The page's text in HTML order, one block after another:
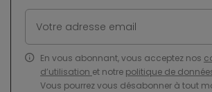
En vous abonnant, vous acceptez nos
d’utilisation et notre politique de
Vous pourrez vous désabonner à tout